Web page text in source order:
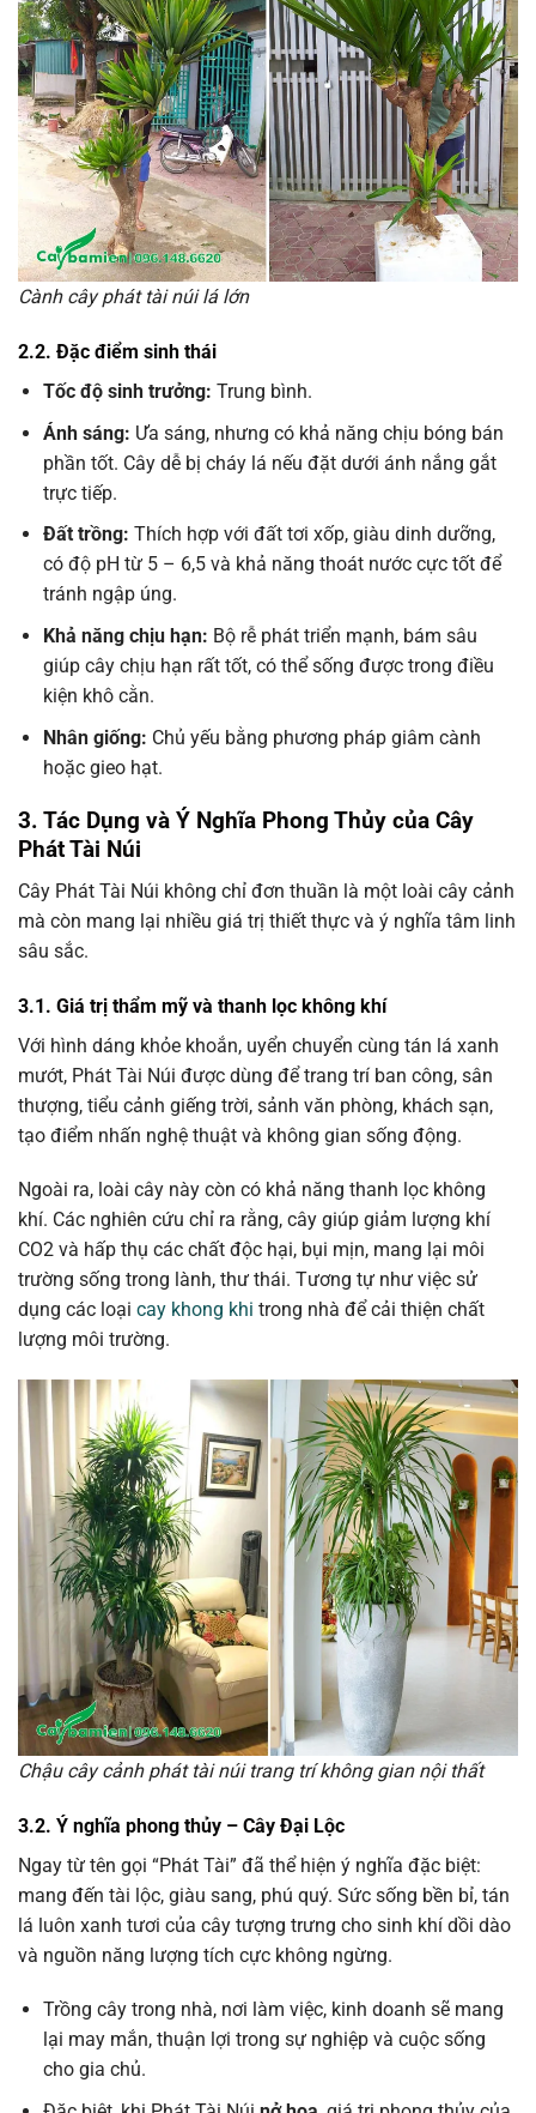
Cành cây phát tài núi lá lớn
2.2. Đặc điểm sinh thái
Tốc độ sinh trưởng: Trung bình.
Ánh sáng: Ưa sáng, nhưng có khả năng chịu bóng bán
phần tốt. Cây dễ bị cháy lá nếu đặt dưới ánh nắng gắt
trực tiếp.
Đất trồng: Thích hợp với đất tơi xốp, giàu dinh dưỡng,
có độ pH từ 5 – 6,5 và khả năng thoát nước cực tốt để
tránh ngập úng.
Khả năng chịu hạn: Bộ rễ phát triển mạnh, bám sâu
giúp cây chịu hạn rất tốt, có thể sống được trong điều
kiện khô cằn.
Nhân giống: Chủ yếu bằng phương pháp giâm cành
hoặc gieo hạt.
3. Tác Dụng và Ý Nghĩa Phong Thủy của Cây
Phát Tài Núi
Cây Phát Tài Núi không chỉ đơn thuần là một loài cây cảnh
mà còn mang lại nhiều giá trị thiết thực và ý nghĩa tâm linh
sâu sắc.
3.1. Giá trị thẩm mỹ và thanh lọc không khí
Với hình dáng khỏe khoắn, uyển chuyển cùng tán lá xanh
mướt, Phát Tài Núi được dùng để trang trí ban công, sân
thượng, tiểu cảnh giếng trời, sảnh văn phòng, khách sạn,
tạo điểm nhấn nghệ thuật và không gian sống động.
Ngoài ra, loài cây này còn có khả năng thanh lọc không
khí. Các nghiên cứu chỉ ra rằng, cây giúp giảm lượng khí
CO2 và hấp thụ các chất độc hại, bụi mịn, mang lại môi
trường sống trong lành, thư thái. Tương tự như việc sử
dụng các loại cay khong khi trong nhà để cải thiện chất
lượng môi trường.
Chậu cây cảnh phát tài núi trang trí không gian nội thất
3.2. Ý nghĩa phong thủy – Cây Đại Lộc
Ngay từ tên gọi “Phát Tài” đã thể hiện ý nghĩa đặc biệt:
mang đến tài lộc, giàu sang, phú quý. Sức sống bền bỉ, tán
lá luôn xanh tươi của cây tượng trưng cho sinh khí dồi dào
và nguồn năng lượng tích cực không ngừng.
Trồng cây trong nhà, nơi làm việc, kinh doanh sẽ mang
lại may mắn, thuận lợi trong sự nghiệp và cuộc sống
cho gia chủ.